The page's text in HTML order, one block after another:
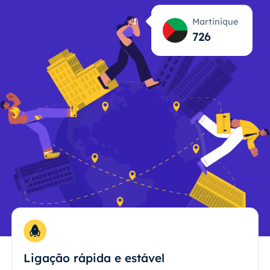
Martinique
726
Ligação rápida e estável